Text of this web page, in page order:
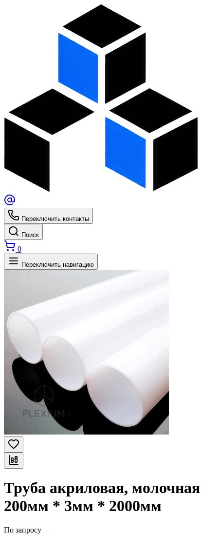
Переключить контакты
Поиск
0
Переключить навигацию
Труба акриловая, молочная
200мм * 3мм * 2000мм
По запросу